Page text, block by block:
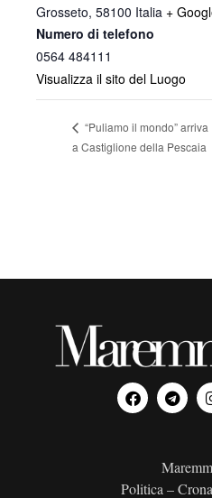
Grosseto, 58100 Italia +
Numero di telefono
0564 484111
Visualizza il sito del Luogo
“Puliamo il mondo” arriva
a Castiglione della Pescaia
Politica –